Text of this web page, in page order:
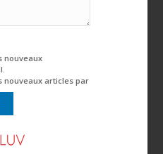
nouveaux
nouveaux articles par